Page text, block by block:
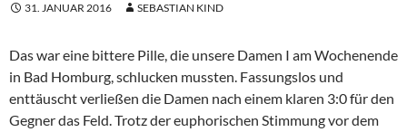
31. JANUAR 2016 SEBASTIAN KIND
Das war eine bittere Pille, die unsere Damen I am Wochenende
in Bad Homburg, schlucken mussten. Fassungslos und
enttäuscht verließen die Damen nach einem klaren 3:0 für den
Gegner das Feld. Trotz der euphorischen Stimmung vor dem